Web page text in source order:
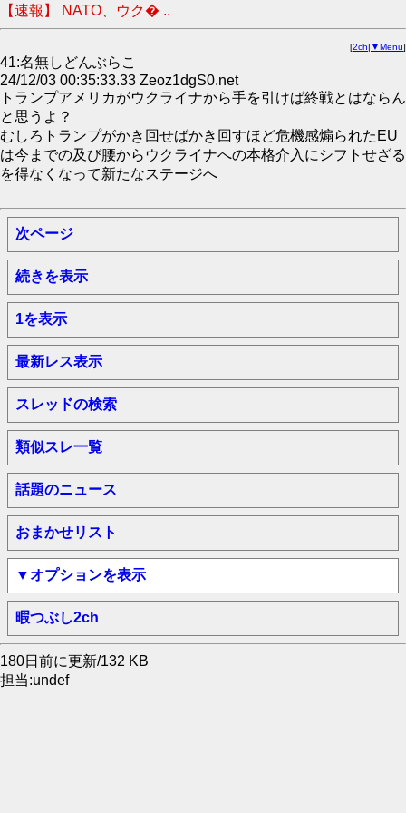
【速報】 NATO、ウク� ..
[2ch| ▼Menu]
41:名無しどんぶらこ
24/12/03 00:35:33.33 Zeoz1dgS0.net
トランプアメリカがウクライナから手を引けば終戦とはならん
と思うよ？
むしろトランプがかき回せばかき回すほど危機感煽られたEU
は今までの及び腰からウクライナへの本格介入にシフトせざる
を得なくなって新たなステージへ
次ページ
続きを表示
1を表示
最新レス表示
スレッドの検索
類似スレ一覧
話題のニュース
おまかせリスト
▼オプションを表示
暇つぶし2ch
180日前に更新/132 KB
担当:undef